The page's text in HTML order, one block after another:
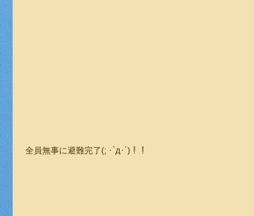
全員無事に避難完了(; ･`д･´)！！